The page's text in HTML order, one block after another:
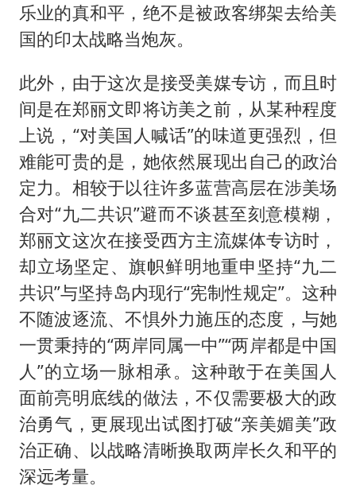
乐业的真和平，绝不是被政客绑架去给美
国的印太战略当炮灰。
此外，由于这次是接受美媒专访，而且时
间是在郑丽文即将访美之前，从某种程度
上说，“对美国人喊话”的味道更强烈，但
难能可贵的是，她依然展现出自己的政治
定力。相较于以往许多蓝营高层在涉美场
合对“九二共识”避而不谈甚至刻意模糊，
郑丽文这次在接受西方主流媒体专访时，
却立场坚定、旗帜鲜明地重申坚持“九二
共识”与坚持岛内现行“宪制性规定”。这种
不随波逐流、不惧外力施压的态度，与她
一贯秉持的“两岸同属一中”“两岸都是中国
人”的立场一脉相承。这种敢于在美国人
面前亮明底线的做法，不仅需要极大的政
治勇气，更展现出试图打破“亲美媚美”政
治正确、以战略清晰换取两岸长久和平的
深远考量。